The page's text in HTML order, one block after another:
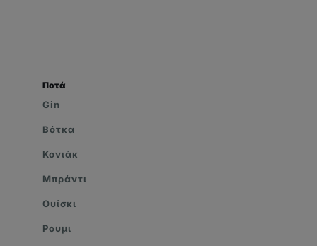
Ποτά
Gin
Βότκα
Κονιάκ
Μπράντι
Ουίσκι
Ρουμι